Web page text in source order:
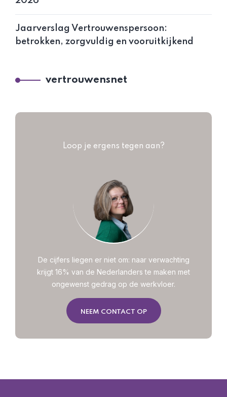
Jaarverslag Vertrouwenspersoon:
betrokken, zorgvuldig en vooruitkijkend
vertrouwensnet
Loop je ergens tegen aan?
De cijfers liegen er niet om: naar verwachting
krijgt 16% van de Nederlanders te maken met
ongewenst gedrag op de werkvloer.
NEEM CONTACT OP